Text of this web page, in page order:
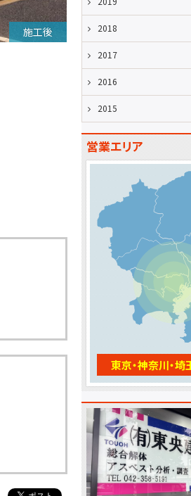
施工後 2018
2017
2016
2015
営業エリア
東京・神奈川・埼